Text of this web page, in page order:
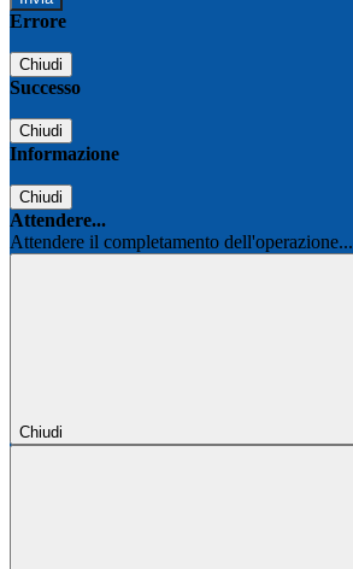
Errore
Chiudi
Successo
Chiudi
Informazione
Chiudi
Attendere...
Attendere il completamento dell'operazione...
Chiudi